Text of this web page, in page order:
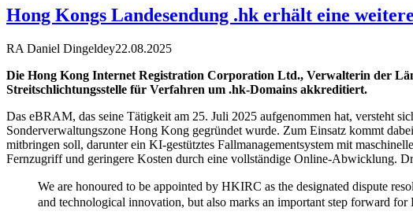
Hong Kongs Landesendung .hk erhält eine
RA Daniel Dingeldey22.08.2025
Die Hong Kong Internet Registration Corporation Ltd., Verwalterin der
Streitschlichtungsstelle für Verfahren um .hk-Domains akkreditiert.
Das eBRAM, das seine Tätigkeit am 25. Juli 2025 aufgenommen hat, versteht
Sonderverwaltungszone Hong Kong gegründet wurde. Zum Einsatz kommt
mitbringen soll, darunter ein KI-gestütztes Fallmanagementsystem mit
Fernzugriff und geringere Kosten durch eine vollständige Online-Abwicklung.
We are honoured to be appointed by HKIRC as the designated dispute
and technological innovation, but also marks an important step forward